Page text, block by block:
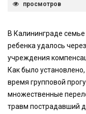
просмотров
В Калининграде
ребенка удалось
учреждения
Как было
время групповой
множественные
травм пострадавший